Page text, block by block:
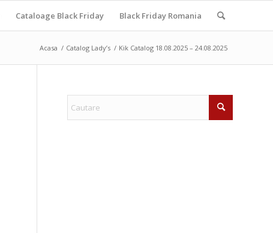
Cataloage Black Friday Black Friday Romania
Acasa / Catalog Lady’s / Kik Catalog 18.08.2025 – 24.08.2025